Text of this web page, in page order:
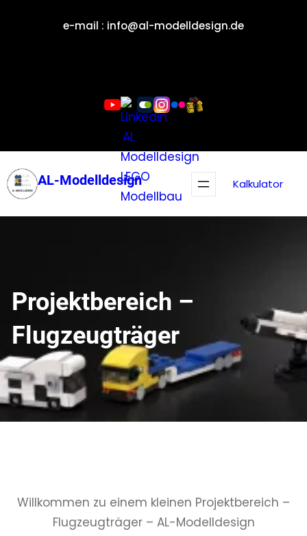
e-mail : info@al-modelldesign.de
AL-Modelldesign Kalkulator
Projektbereich –
Flugzeugträger
Willkommen zu einem kleinen Projektbereich –
Flugzeugträger – AL-Modelldesign